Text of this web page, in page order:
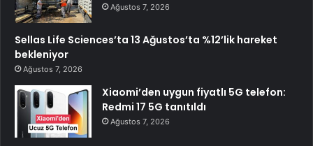
Ağustos 7, 2026
Sellas Life Sciences’ta 13 Ağustos’ta %12’lik hareket
bekleniyor
Ağustos 7, 2026
Xiaomi’den uygun fiyatlı 5G telefon:
Redmi 17 5G tanıtıldı
Ağustos 7, 2026